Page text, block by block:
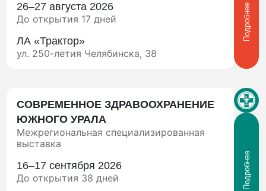
26–27 августа 2026
До открытия 17 дней
ЛА «Трактор»
ул. 250-летия Челябинска, 38
Подробнее
СОВРЕМЕННОЕ ЗДРАВООХРАНЕНИЕ
ЮЖНОГО УРАЛА
Межрегиональная специализированная
выставка
16–17 сентября 2026
До открытия 38 дней
Подробнее